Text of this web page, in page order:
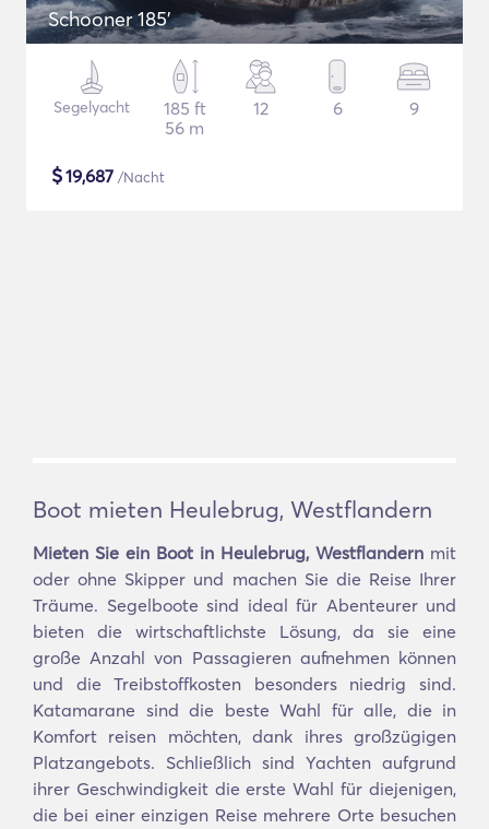
Schooner 185'
Segelyacht
185 ft
56 m
12 6 9
$19,687 /Nacht
Boot mieten Heulebrug, Westflandern
Mieten Sie ein Boot in Heulebrug, Westflandern mit
oder ohne Skipper und machen Sie die Reise Ihrer
Träume. Segelboote sind ideal für Abenteurer und
bieten die wirtschaftlichste Lösung, da sie eine
große Anzahl von Passagieren aufnehmen können
und die Treibstoffkosten besonders niedrig sind.
Katamarane sind die beste Wahl für alle, die in
Komfort reisen möchten, dank ihres großzügigen
Platzangebots. Schließlich sind Yachten aufgrund
ihrer Geschwindigkeit die erste Wahl für diejenigen,
die bei einer einzigen Reise mehrere Orte besuchen